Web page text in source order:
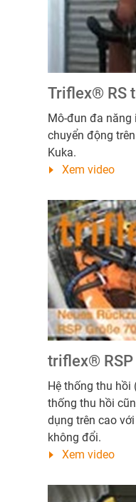
Triflex® RS
Mô-đun đa
chuyển động
Kuka.
Xem video
triflex® RSP
Hệ thống thu hồi
thống thu hồi
dụng trên cao
không đổi.
Xem video